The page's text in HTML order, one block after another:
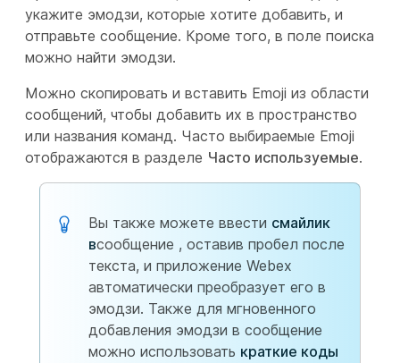
укажите эмодзи, которые хотите добавить, и
отправьте сообщение. Кроме того, в поле поиска
можно найти эмодзи.
Можно скопировать и вставить Emoji из области
сообщений, чтобы добавить их в пространство
или названия команд. Часто выбираемые Emoji
отображаются в разделе Часто используемые.
Вы также можете ввести смайлик
всообщение , оставив пробел после
текста, и приложение Webex
автоматически преобразует его в
эмодзи. Также для мгновенного
добавления эмодзи в сообщение
можно использовать краткие коды